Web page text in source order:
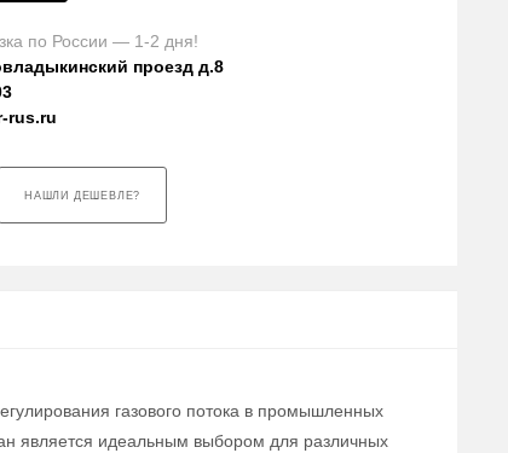
по России — 1-2 дня!
проезд д.8
rus.ru
НАШЛИ ДЕШЕВЛЕ?
газового потока в промышленных
является идеальным выбором для различных